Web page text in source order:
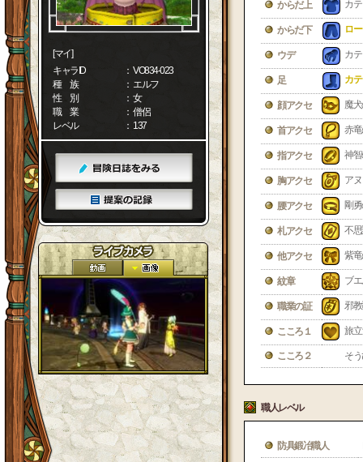
[マイ]
キャラID
： VO834-023
種 族
： エルフ
性 別
： 女
職 業
： 僧侶
レベル
： 137
からだ上 カ
からだ下 ロ
ウデ カ
足 カ
顔アクセ 魔
首アクセ 赤
指アクセ 神
胸アクセ ア
腰アクセ 剛
札アクセ 不
他アクセ 紫
紋章 ブ
職業の証 邪
こころ１ 旅
こころ２ そ
職人レベル
防具鍛冶職人